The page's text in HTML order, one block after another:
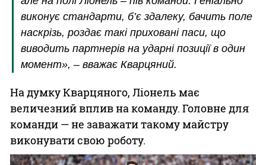
виконує стандарти, б’є здалеку, бачить поле
наскрізь, роздає такі приховані паси, що
виводить партнерів на ударні позиції в один
момент», – вважає Кварцяний.
На думку Кварцяного, Ліонель має
величезний вплив на команду. Головне для
команди — не заважати такому майстру
виконувати свою роботу.